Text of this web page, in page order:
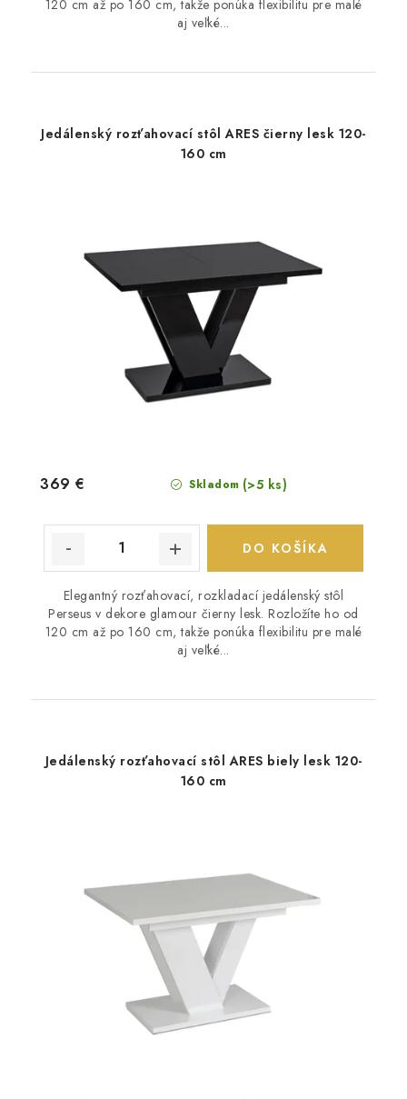
120 cm až po 160 cm, takže ponúka flexibilitu pre malé
aj veľké...
Jedálenský rozťahovací stôl ARES čierny lesk 120-
160 cm
Skladom (>5 ks)
369 €
DO KOŠÍKA
Elegantný rozťahovací, rozkladací jedálenský stôl
Perseus v dekore glamour čierny lesk. Rozložíte ho od
120 cm až po 160 cm, takže ponúka flexibilitu pre malé
aj veľké...
Jedálenský rozťahovací stôl ARES biely lesk 120-
160 cm